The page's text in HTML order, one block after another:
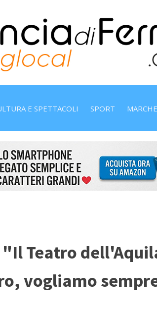
E SPETTACOLI SPORT MARCHE
Teatro
vogliamo